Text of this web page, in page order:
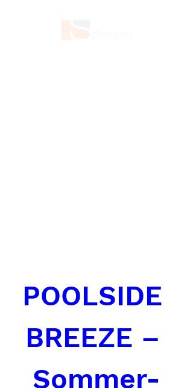
POOLSIDE
BREEZE –
Sommer-